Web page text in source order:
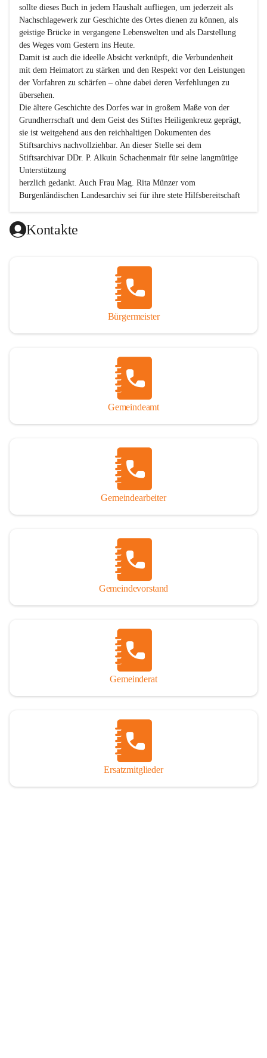
sollte dieses Buch in jedem Haushalt aufliegen, um jederzeit als
Nachschlagewerk zur Geschichte des Ortes dienen zu können, als
geistige Brücke in vergangene Lebenswelten und als Darstellung
des Weges vom Gestern ins Heute.
Damit ist auch die ideelle Absicht verknüpft, die Verbundenheit
mit dem Heimatort zu stärken und den Respekt vor den Leistungen
der Vorfahren zu schärfen – ohne dabei deren Verfehlungen zu
übersehen.
Die ältere Geschichte des Dorfes war in großem Maße von der
Grundherrschaft und dem Geist des Stiftes Heiligenkreuz geprägt,
sie ist weitgehend aus den reichhaltigen Dokumenten des
Stiftsarchivs nachvollziehbar. An dieser Stelle sei dem
Stiftsarchivar DDr. P. Alkuin Schachenmair für seine langmütige
Unterstützung
herzlich gedankt. Auch Frau Mag. Rita Münzer vom
Burgenländischen Landesarchiv sei für ihre stete Hilfsbereitschaft
Dank gilt den Textautoren dieser Chronik, dem kleinen
Redaktionsteam, für die gute Zusammenarbeit.
gedankt werden, die durch ihre Erinnerungen, Informationen und
durch das Überlassen von Fotos und Dokumenten zum Gesamtbild
dieses Buches wesentlich beigetragen haben.
Der Zeitdruck war enorm, um das Werk auch zeitgerecht für das
Jubiläumsjahr abschließen zu können. Daher mag um Nachsicht
Ausführlichkeit behandelt erscheinen, oder auch der eine oder
andere Fehler unterlief. Die Autoren haben nach ihren
individuellen Möglichkeiten mit bestem Wissen und Gewissen
Andreas Rohatsch wurde auf das System der Fußnoten verzichtet.
Wo eine genaue Quellenangabe sinnvoll und notwendig erschien,
sind die entsprechenden Quellenhinweise in den fließenden Text
eingearbeitet. Der leichteren Lesbarkeit halber ist auch von einer
streng gendergerechten Ausdrucksform Abstand genommen
So darf ich Sie zu einer interessanten, vergnüglichen und
manchmal auch nachdenklich machenden Zeitreise durch die
Jahrhunderte, ja Jahrtausende alte Geschichte von der Steinzeit
einladen.
Kontakte
Bürgermeister
Gemeindeamt
Gemeindearbeiter
Gemeindevorstand
Gemeinderat
Ersatzmitglieder